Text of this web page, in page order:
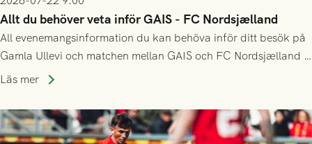
Allt du behöver veta inför GAIS - FC Nordsjælland
All evenemangsinformation du kan behöva inför ditt besök på
Gamla Ullevi och matchen mellan GAIS och FC Nordsjælland i
kvalet till Conference League! Avspark kl 19.00 på torsdag
Läs mer